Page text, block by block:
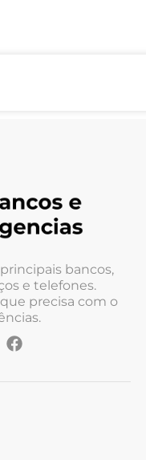
bancos,
e telefones.
precisa com o